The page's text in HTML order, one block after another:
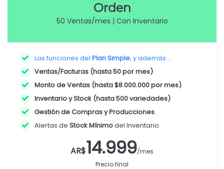
Orden
50 Ventas/mes | Con Inventario
Las funciones del Plan Simple, y además...
Ventas/Facturas (hasta 50 por mes)
Monto de Ventas (hasta $8.000.000 por mes)
Inventario y Stock (hasta 500 variedades)
Gestión de Compras y Producciones.
Alertas de Stock Mínimodel Inventario
AR$14.999/mes
Precio final